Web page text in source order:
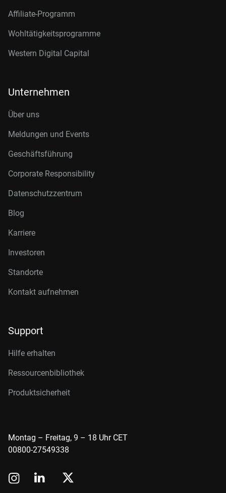
Affiliate-Programm
Wohltätigkeitsprogramme
Western Digital Capital
Unternehmen
Über uns
Meldungen und Events
Geschäftsführung
Corporate Responsibility
Datenschutzzentrum
Blog
Karriere
Investoren
Standorte
Kontakt aufnehmen
Support
Hilfe erhalten
Ressourcenbibliothek
Produktsicherheit
Montag – Freitag, 9 – 18 Uhr CET
00800-27549338